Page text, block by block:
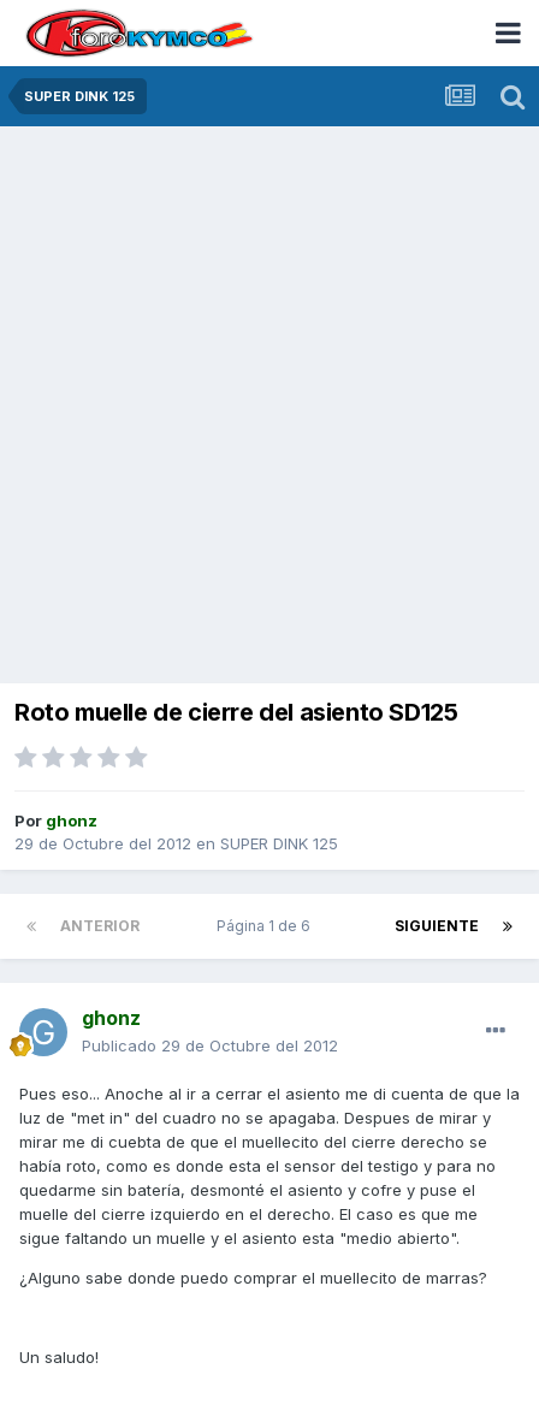
SUPER DINK 125
Roto muelle de cierre del asiento SD125
Por ghonz
29 de Octubre del 2012 en SUPER DINK 125
ANTERIOR SIGUIENTE
Página 1 de 6
ghonz
Publicado 29 de Octubre del 2012
Pues eso... Anoche al ir a cerrar el asiento me di cuenta de que la
luz de "met in" del cuadro no se apagaba. Despues de mirar y
mirar me di cuebta de que el muellecito del cierre derecho se
había roto, como es donde esta el sensor del testigo y para no
quedarme sin batería, desmonté el asiento y cofre y puse el
muelle del cierre izquierdo en el derecho. El caso es que me
sigue faltando un muelle y el asiento esta "medio abierto".
¿Alguno sabe donde puedo comprar el muellecito de marras?
Un saludo!